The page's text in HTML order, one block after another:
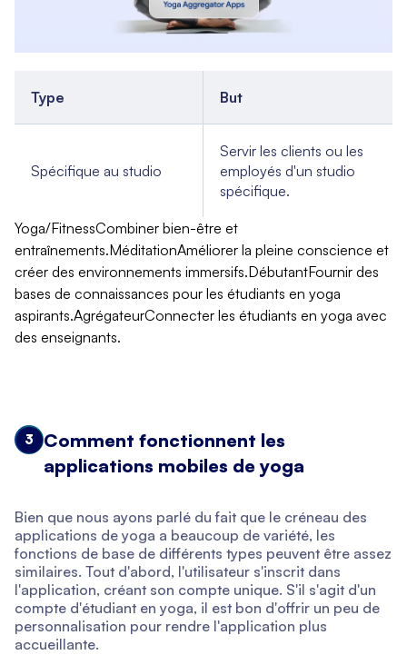
Type But
Spécifique au studio
Servir les clients ou les
employés d'un studio
spécifique.
Yoga/FitnessCombiner bien-être et
entraînements.MéditationAméliorer la pleine conscience et
créer des environnements immersifs.DébutantFournir des
bases de connaissances pour les étudiants en yoga
aspirants.AgrégateurConnecter les étudiants en yoga avec
des enseignants.
3
Comment fonctionnent les
applications mobiles de yoga
Bien que nous ayons parlé du fait que le créneau des
applications de yoga a beaucoup de variété, les
fonctions de base de différents types peuvent être assez
similaires. Tout d'abord, l'utilisateur s'inscrit dans
l'application, créant son compte unique. S'il s'agit d'un
compte d'étudiant en yoga, il est bon d'offrir un peu de
personnalisation pour rendre l'application plus
accueillante.